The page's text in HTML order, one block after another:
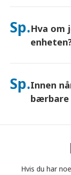
Ja – koble til
inkluderer en
Sp.Hva om
Du kan legge til
skjer, kontakt oss
deg tilkoblet.
Sp.Innen
bærbare
avsluttet. Hvis
Hvis du har